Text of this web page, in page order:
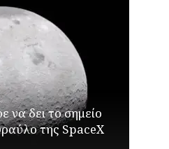
να δει το σημείο
της SpaceX